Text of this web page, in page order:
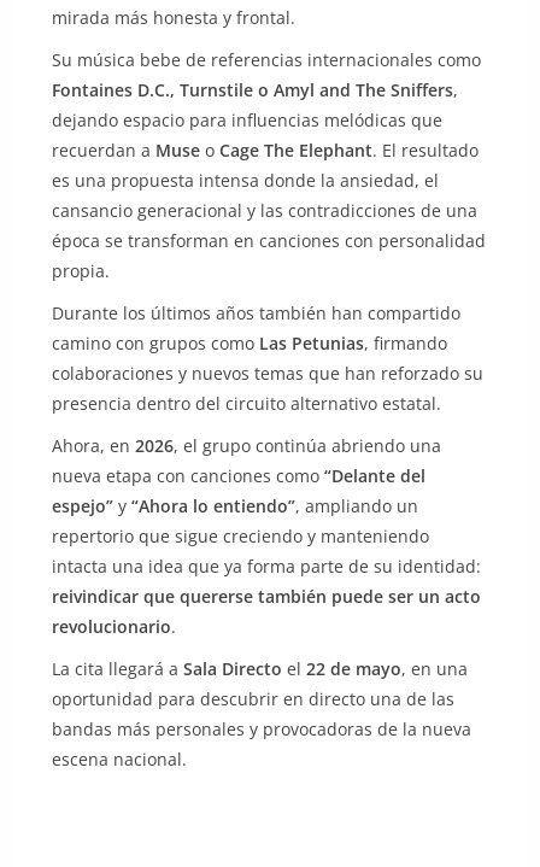
mirada más honesta y frontal.
Su música bebe de referencias internacionales como
Fontaines D.C., Turnstile o Amyl and The Sniffers,
dejando espacio para influencias melódicas que
recuerdan a Museo Cage The Elephant. El resultado
es una propuesta intensa donde la ansiedad, el
cansancio generacional y las contradicciones de una
época se transforman en canciones con personalidad
propia.
Durante los últimos años también han compartido
camino con grupos como Las Petunias, firmando
colaboraciones y nuevos temas que han reforzado su
presencia dentro del circuito alternativo estatal.
Ahora, en 2026, el grupo continúa abriendo una
nueva etapa con canciones como “Delante del
espejo”y “Ahora lo entiendo”, ampliando un
repertorio que sigue creciendo y manteniendo
intacta una idea que ya forma parte de su identidad:
reivindicar que quererse también puede ser un acto
revolucionario.
La cita llegará a Sala Directo el 22 de mayo, en una
oportunidad para descubrir en directo una de las
bandas más personales y provocadoras de la nueva
escena nacional.